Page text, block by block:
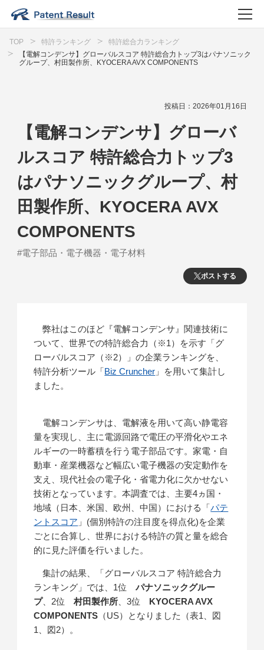
TOP 特許ランキング
特許総合力ランキング
【電解コンデンサ】グローバルスコア 特許総合力トップ3はパナソニック
グループ、村田製作所、KYOCERA AVX COMPONENTS
投稿日：2026年01月16日
ポストする
【電解コンデンサ】グローバ
ルスコア 特許総合力トップ3
はパナソニックグループ、村
田製作所、KYOCERA AVX
COMPONENTS
#電子部品・電子機器・電子材料
弊社はこのほど『電解コンデンサ』関連技術に
ついて、世界での特許総合力（※1）を示す「グ
ローバルスコア（※2）」の企業ランキングを、
特許分析ツール「Biz Cruncher 」を用いて集計し
ました。
電解コンデンサは、電解液を用いて高い静電容
量を実現し、主に電源回路で電圧の平滑化やエネ
ルギーの一時蓄積を行う電子部品です。家電・自
動車・産業機器など幅広い電子機器の安定動作を
支え、現代社会の電子化・省電力化に欠かせない
技術となっています。本調査では、主要4ヵ国・
地域（日本、米国、欧州、中国）における「パテ
ントスコア 」(個別特許の注目度を得点化)を企業
ごとに合算し、世界における特許の質と量を総合
的に見た評価を行いました。
集計の結果、「グローバルスコア 特許総合力
ランキング」では、1位パナソニックグルー
プ、2位村田製作所 、3位 KYOCERA AVX
COMPONENTS （US）となりました（表1、図
1、図2）。